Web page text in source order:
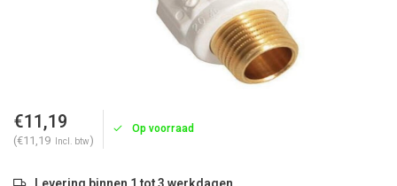
€11,19
(€11,19 Incl. btw)
Op voorraad